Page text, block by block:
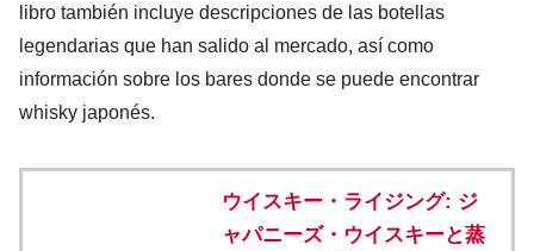
libro también incluye descripciones de las botellas
legendarias que han salido al mercado, así como
información sobre los bares donde se puede encontrar
whisky japonés.
ウイスキー・ライジング: ジ
ャパニーズ・ウイスキーと蒸